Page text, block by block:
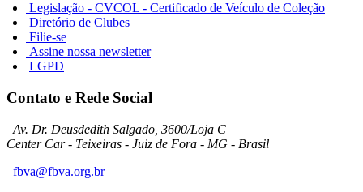
Legislação - CVCOL - Certificado de Veículo de Coleção
Diretório de Clubes
Filie-se
Assine nossa newsletter
LGPD
Contato e Rede Social
Av. Dr. Deusdedith Salgado, 3600/Loja C
Center Car - Teixeiras - Juiz de Fora - MG - Brasil
fbva@fbva.org.br